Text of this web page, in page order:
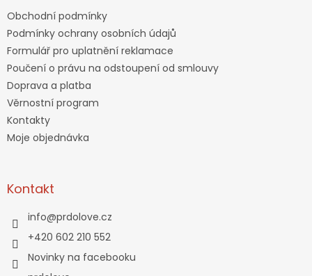
Obchodní podmínky
Podmínky ochrany osobních údajů
Formulář pro uplatnění reklamace
Poučení o právu na odstoupení od smlouvy
Doprava a platba
Věrnostní program
Kontakty
Moje objednávka
Kontakt
info@prdolove.cz
+420 602 210 552
Novinky na facebooku